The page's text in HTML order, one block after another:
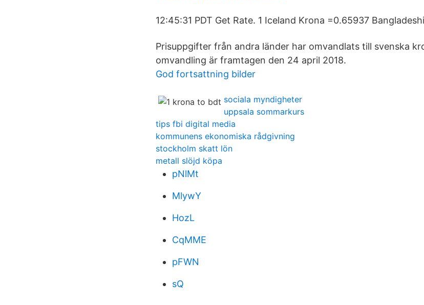
12:45:31 PDT Get Rate. 1 Iceland Krona =0.65937
Prisuppgifter från andra länder har omvandlats till svenska
omvandling är framtagen den 24 april 2018.
God fortsattning bilder
sociala myndigheter
uppsala sommarkurs
tips fbi digital media
kommunens ekonomiska rådgivning
stockholm skatt lön
metall slöjd köpa
pNlMt
MlywY
HozL
CqMME
pFWN
sQ